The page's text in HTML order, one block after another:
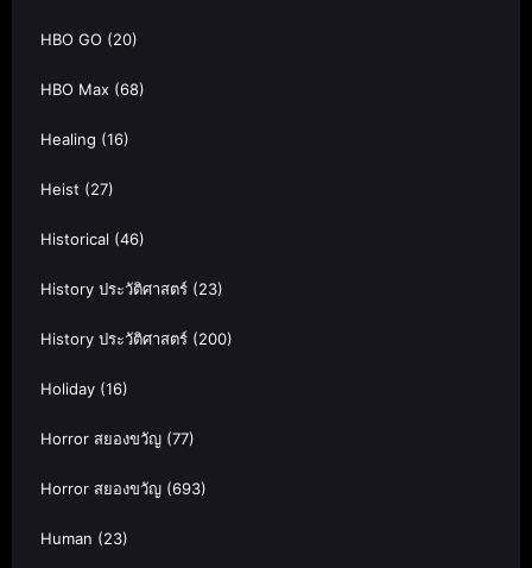
HBO GO (20)
HBO Max (68)
Healing (16)
Heist (27)
Historical (46)
History ประวัติศาสตร์ (23)
History ประวัติศาสตร์ (200)
Holiday (16)
Horror สยองขวัญ (77)
Horror สยองขวัญ (693)
Human (23)